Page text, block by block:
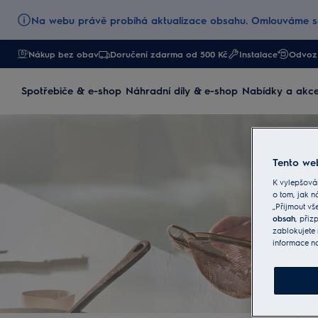
Na webu právě probíhá aktualizace obsahu. Omlouváme
Nákup bez obav Doručení zdarma od 500 Kč Instalace
Spotřebiče & e-shop Náhradní díly & e-shop Nabídky a
Tento
K
o tom, jak
„Přijmout
obsah ,
zablokujete
informace